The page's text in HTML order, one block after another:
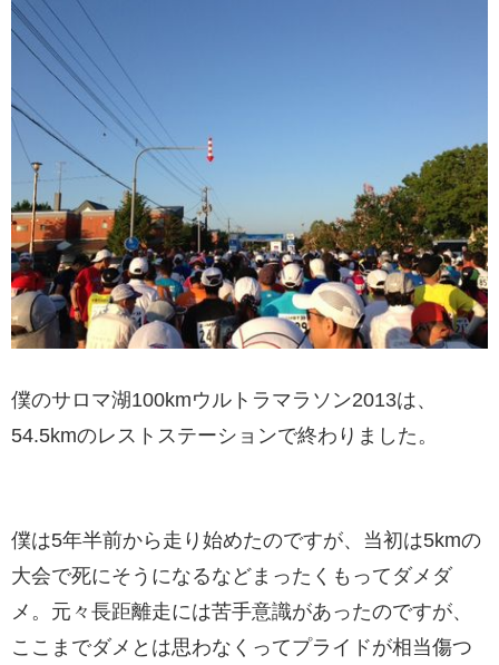
僕のサロマ湖100kmウルトラマラソン2013は、
54.5kmのレストステーションで終わりました。
僕は5年半前から走り始めたのですが、当初は5kmの
大会で死にそうになるなどまったくもってダメダ
メ。元々長距離走には苦手意識があったのですが、
ここまでダメとは思わなくってプライドが相当傷つ